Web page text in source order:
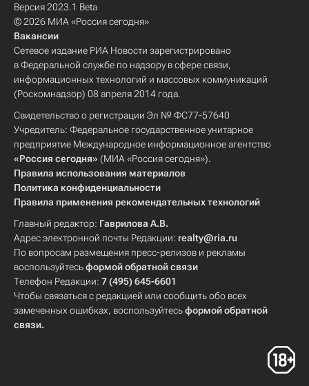
Версия 2023.1 Beta
© 2026 МИА «Россия сегодня»
Вакансии
Сетевое издание РИА Новости зарегистрировано
в Федеральной службе по надзору в сфере связи,
информационных технологий и массовых коммуникаций
(Роскомнадзор) 08 апреля 2014 года.
Свидетельство о регистрации Эл № ФС77-57640
Учредитель: Федеральное государственное унитарное
предприятие Международное информационное агентство
«Россия сегодня» (МИА «Россия сегодня»).
Правила использования материалов
Политика конфиденциальности
Правила применения рекомендательных технологий
Главный редактор: Гаврилова А.В.
Адрес электронной почты Редакции: realty@ria.ru
По вопросам размещения пресс-релизов и рекламы
воспользуйтесьформой обратной связи
Телефон Редакции: 7 (495) 645-6601
Чтобы связаться с редакцией или сообщить обо всех
замеченных ошибках, воспользуйтесьформой обратной
связи.